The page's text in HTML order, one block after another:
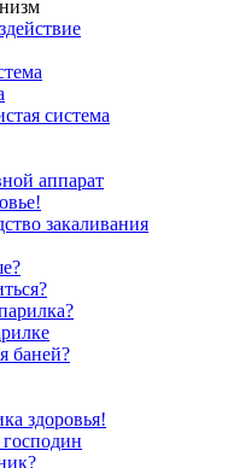
система
аппарат
закаливания
баней?
здоровья!